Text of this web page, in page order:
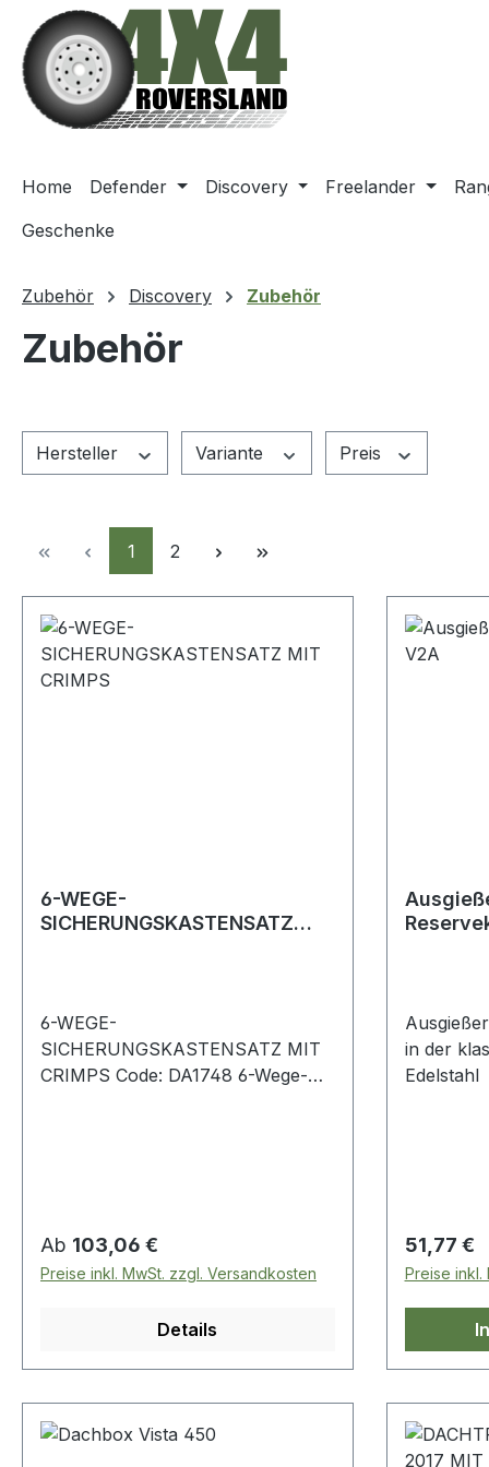
Hauptinhalt springen
Zur Suche springen
Zur Hauptnavigation springen
Home Defender Discovery Freelander
Geschenke
Zubehör Discovery Zubehör
Zubehör
Hersteller Variante Preis
Seite
1 Seite
2
6-WEGE-
SICHERUNGSKASTENSATZ
6-WEGE-
SICHERUNGSKASTENSATZ MIT
CRIMPS Code: DA1748 6-Wege-
Wege-Sammelschiene. Dies
bedeutet, dass an diesem
Sicherungsfeld sowohl Strom- als
werden können. > Im
Lieferumfang ist eine durchsichtige
auch Schlitze für
Ersatzsicherungen enthält. > An
Regulärer Preis:
Ab 103,06 €
Preise inkl. MwSt. zzgl. Versandkosten
Details
in der
Edelstahl
Regulärer
51,77 €
Preise inkl.